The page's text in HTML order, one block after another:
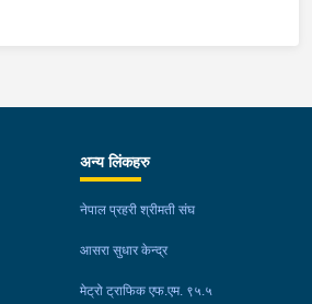
अन्य लिंकहरु
नेपाल प्रहरी श्रीमती संघ
आसरा सुधार केन्द्र
मेट्रो ट्राफिक एफ.एम. ९५.५